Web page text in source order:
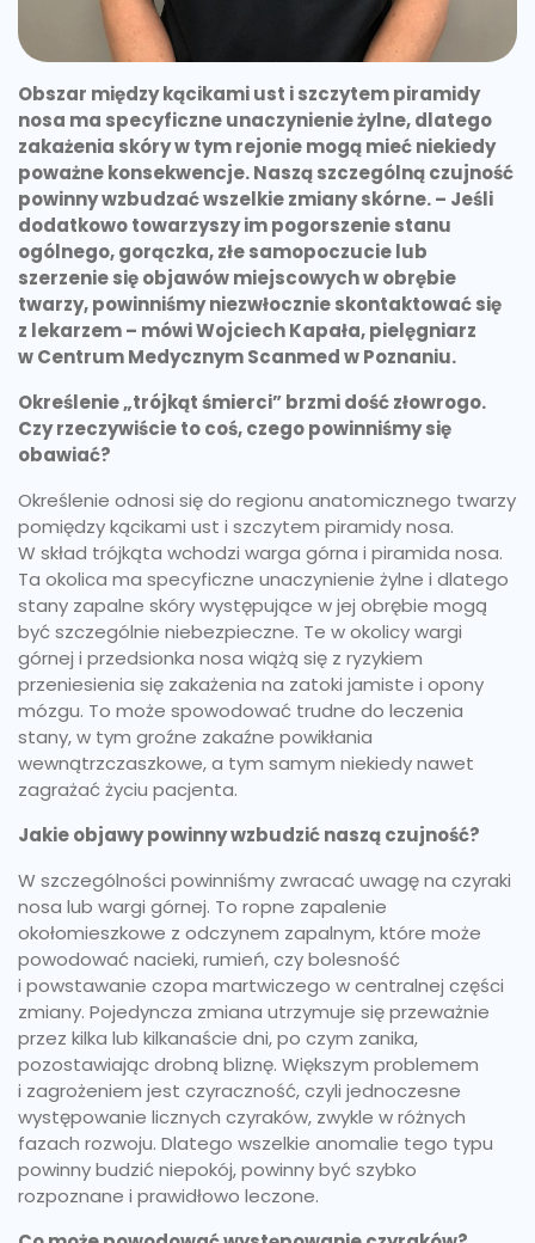
Obszar między kącikami ust i szczytem piramidy
nosa ma specyficzne unaczynienie żylne, dlatego
zakażenia skóry w tym rejonie mogą mieć niekiedy
poważne konsekwencje. Naszą szczególną czujność
powinny wzbudzać wszelkie zmiany skórne. – Jeśli
dodatkowo towarzyszy im pogorszenie stanu
ogólnego, gorączka, złe samopoczucie lub
szerzenie się objawów miejscowych w obrębie
twarzy, powinniśmy niezwłocznie skontaktować się
z lekarzem – mówi Wojciech Kapała, pielęgniarz
w Centrum Medycznym Scanmed w Poznaniu.
Określenie „trójkąt śmierci” brzmi dość złowrogo.
Czy rzeczywiście to coś, czego powinniśmy się
obawiać?
Określenie odnosi się do regionu anatomicznego twarzy
pomiędzy kącikami ust i szczytem piramidy nosa.
W skład trójkąta wchodzi warga górna i piramida nosa.
Ta okolica ma specyficzne unaczynienie żylne i dlatego
stany zapalne skóry występujące w jej obrębie mogą
być szczególnie niebezpieczne. Te w okolicy wargi
górnej i przedsionka nosa wiążą się z ryzykiem
przeniesienia się zakażenia na zatoki jamiste i opony
mózgu. To może spowodować trudne do leczenia
stany, w tym groźne zakaźne powikłania
wewnątrzczaszkowe, a tym samym niekiedy nawet
zagrażać życiu pacjenta.
Jakie objawy powinny wzbudzić naszą czujność?
W szczególności powinniśmy zwracać uwagę na czyraki
nosa lub wargi górnej. To ropne zapalenie
okołomieszkowe z odczynem zapalnym, które może
powodować nacieki, rumień, czy bolesność
i powstawanie czopa martwiczego w centralnej części
zmiany. Pojedyncza zmiana utrzymuje się przeważnie
przez kilka lub kilkanaście dni, po czym zanika,
pozostawiając drobną bliznę. Większym problemem
i zagrożeniem jest czyraczność, czyli jednoczesne
występowanie licznych czyraków, zwykle w różnych
fazach rozwoju. Dlatego wszelkie anomalie tego typu
powinny budzić niepokój, powinny być szybko
rozpoznane i prawidłowo leczone.